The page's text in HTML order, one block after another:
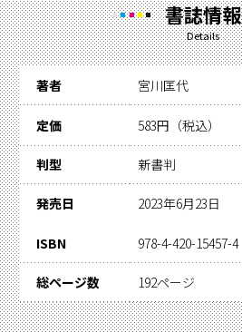
書誌情報
Details
著者 宮川匡代
定価 583円（税込）
判型 新書判
発売日 2023年6月23日
ISBN 978-4-420-15457-4
総ページ数 192ページ